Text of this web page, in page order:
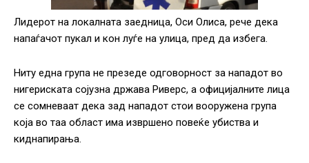
Лидерот на локалната заедница, Оси Олиса, рече дека
напаѓачот пукал и кон луѓе на улица, пред да избега.
Ниту една група не презеде одговорност за нападот во
нигериската сојузна држава Риверс, а официјалните лица
се сомневаат дека зад нападот стои вооружена група
која во таа област има извршено повеќе убиства и
киднапирања.